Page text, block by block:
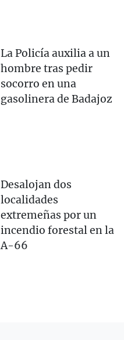
La Policía auxilia a un
hombre tras pedir
socorro en una
gasolinera de Badajoz
Desalojan dos
localidades
extremeñas por un
incendio forestal en la
A-66